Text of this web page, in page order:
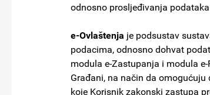
odnosno prosljeđivanja podataka
e-Ovlaštenja je podsustav
podacima, odnosno dohvat
modula e-Zastupanja i modula
Građani, na način da
koje Korisnik zakonski zastupa